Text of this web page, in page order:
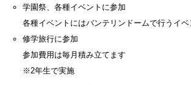
学園祭、各種イベントに参加
各種イベントにはバンテリンドームで行うイベ
修学旅行に参加
参加費用は毎月積み立てます
※2年生で実施